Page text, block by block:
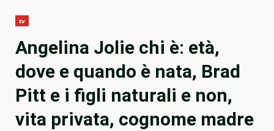
tv
Angelina Jolie chi è: età,
dove e quando è nata, Brad
Pitt e i figli naturali e non,
vita privata, cognome madre